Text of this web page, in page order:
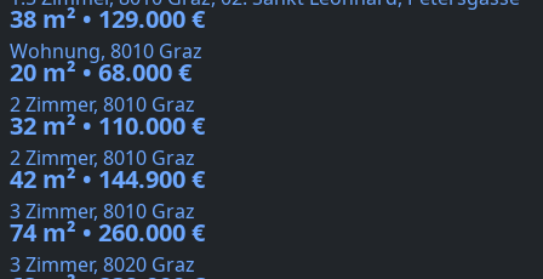
38 m² • 129.000 €
Wohnung, 8010 Graz
20 m² • 68.000 €
2 Zimmer, 8010 Graz
32 m² • 110.000 €
2 Zimmer, 8010 Graz
42 m² • 144.900 €
3 Zimmer, 8010 Graz
74 m² • 260.000 €
3 Zimmer, 8020 Graz